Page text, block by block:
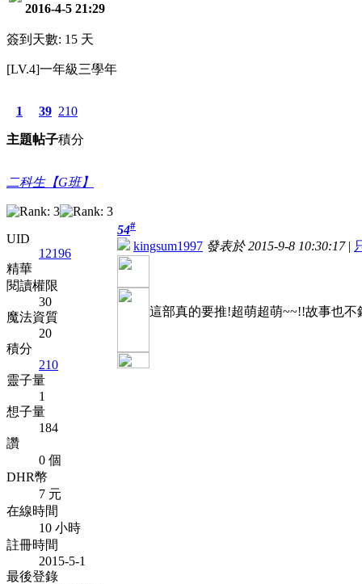
2016-4-5 21:29
簽到天數: 15 天
[LV.4]一年級三學年
1
主題
39
帖子
210
積分
二科生【G班】
UID
12196
精華
閱讀權限
30
魔法資質
20
積分
210
靈子量
1
想子量
184
讚
0 個
DHR幣
7 元
在線時間
10 小時
註冊時間
2015-5-1
最後登錄
54#
kingsum1997 發表於 2015-9-8 10:30:17 |
這部真的要推!超萌超萌~~!!故事也不